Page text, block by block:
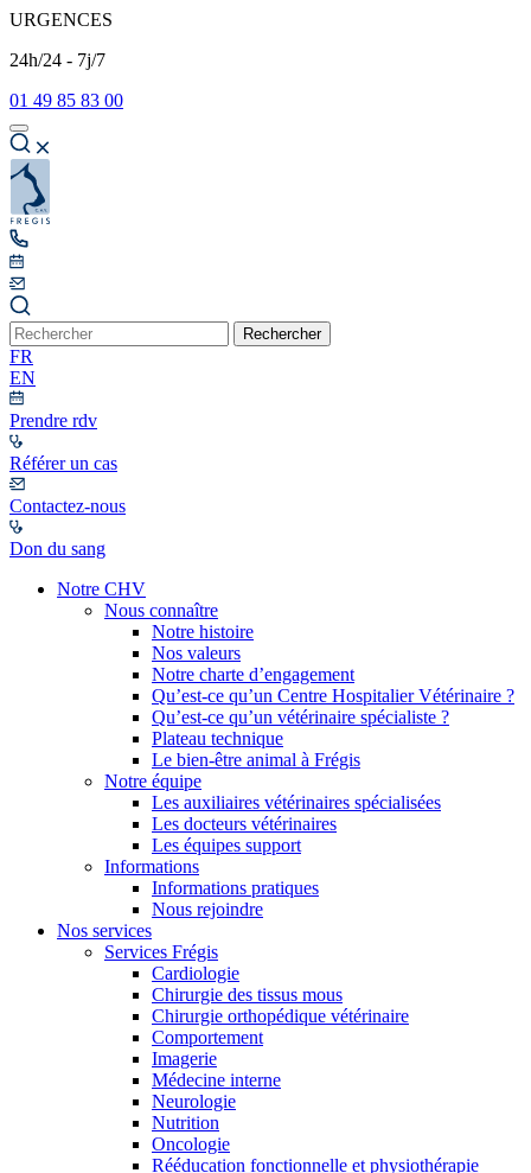
URGENCES
24h/24 - 7j/7
01 49 85 83 00
Rechercher
FR
EN
Prendre rdv
Référer un cas
Contactez-nous
Don du sang
Notre CHV
Nous connaître
Notre histoire
Nos valeurs
Notre charte d’engagement
Qu’est-ce qu’un Centre Hospitalier Vétérinaire ?
Qu’est-ce qu’un vétérinaire spécialiste ?
Plateau technique
Le bien-être animal à Frégis
Notre équipe
Les auxiliaires vétérinaires spécialisées
Les docteurs vétérinaires
Les équipes support
Informations
Informations pratiques
Nous rejoindre
Nos services
Services Frégis
Cardiologie
Chirurgie des tissus mous
Chirurgie orthopédique vétérinaire
Comportement
Imagerie
Médecine interne
Neurologie
Nutrition
Oncologie
Rééducation fonctionnelle et physiothérapie